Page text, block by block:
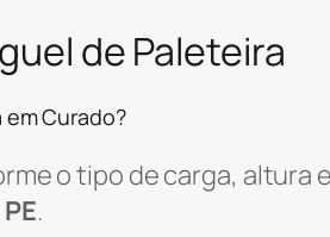
de Paleteira
Curado?
o tipo de carga, altura
.